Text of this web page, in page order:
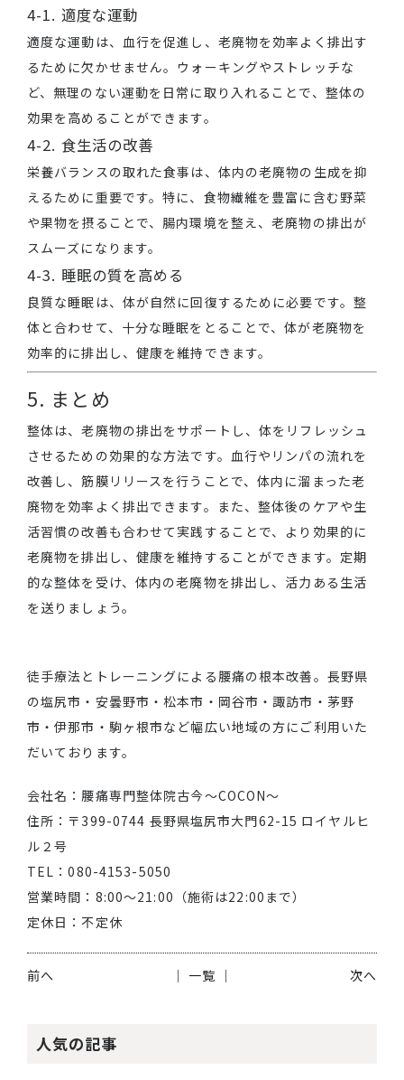
4-1. 適度な運動
適度な運動は、血行を促進し、老廃物を効率よく排出す
るために欠かせません。ウォーキングやストレッチな
ど、無理のない運動を日常に取り入れることで、整体の
効果を高めることができます。
4-2. 食生活の改善
栄養バランスの取れた食事は、体内の老廃物の生成を抑
えるために重要です。特に、食物繊維を豊富に含む野菜
や果物を摂ることで、腸内環境を整え、老廃物の排出が
スムーズになります。
4-3. 睡眠の質を高める
良質な睡眠は、体が自然に回復するために必要です。整
体と合わせて、十分な睡眠をとることで、体が老廃物を
効率的に排出し、健康を維持できます。
5. まとめ
整体は、老廃物の排出をサポートし、体をリフレッシュ
させるための効果的な方法です。血行やリンパの流れを
改善し、筋膜リリースを行うことで、体内に溜まった老
廃物を効率よく排出できます。また、整体後のケアや生
活習慣の改善も合わせて実践することで、より効果的に
老廃物を排出し、健康を維持することができます。定期
的な整体を受け、体内の老廃物を排出し、活力ある生活
を送りましょう。
徒手療法とトレーニングによる腰痛の根本改善。長野県
の塩尻市・安曇野市・松本市・岡谷市・諏訪市・茅野
市・伊那市・駒ヶ根市など幅広い地域の方にご利用いた
だいております。
会社名：腰痛専門整体院古今～COCON～
住所：〒399-0744 長野県塩尻市大門62-15 ロイヤルヒ
ル２号
TEL：080-4153-5050
営業時間：8:00～21:00（施術は22:00まで）
定休日：不定休
前へ 次へ
│ 一覧 │
人気の記事